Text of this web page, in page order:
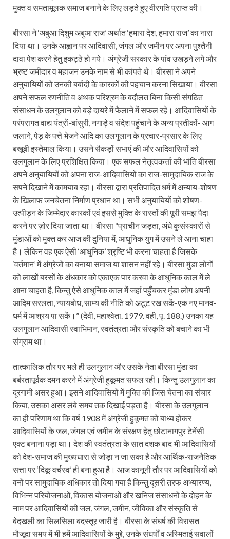
मुक्त व समतामूलक समाज बनाने के लिए लड़ते हुए वीरगति प्राप्त की।
बीरसा ने ‘अबुआ दिशुम अबुआ राज’ अर्थात ‘हमारा देश, हमारा राज’ का नारा
दिया था। उनके आह्वान पर आदिवासी, जंगल और जमीन पर अपना पुश्तैनी
दावा पेश करने हेतु इकट्ठे हो गये। अंग्रेजी सरकार के पांव उखड़ने लगे और
भ्रष्ट जमींदार व महाजन उनके नाम से भी कांपते थे। बीरसा ने अपने
अनुयायियों को उनकी बर्बादी के कारकों की पहचान करना सिखाया। बीरसा
अपने सफल रणनीति व अथक परिश्रम के बदौलत बिना किसी संगठित
संसाधन के उलगुलान को बड़े दायरे में फैलाने में सफल रहे। आदिवासियों के
परंपरागत वाद्य यंत्रों-बांसुरी, नगाड़े व संदेश पहुंचाने के अन्य प्रतीकों- आग
जलाने, पेड़ के पत्ते भेजने आदि का उलगुलान के प्रचार-प्रसार के लिए
बखूबी इस्तेमाल किया। उसने सैकड़ों सभाएं की और आदिवासियों को
उलगुलान के लिए प्रशिक्षित किया। एक सफल नेतृत्वकर्त्ता की भांति बीरसा
अपने अनुयायियों को अपना राज-आदिवासियों का राज-सामुदायिक राज के
सपने दिखाने में कामयाब रहा। बीरसा द्वारा प्रतिपादित धर्म में अन्याय-शोषण
के खिलाफ जनचेतना निर्माण प्रधान था। सभी अनुयायियों को शोषण-
उत्पीड़न के जिम्मेदार कारकों एवं इससे मुक्ति के रास्तों की पूरी समझ पैदा
करने पर ज़ोर दिया जाता था। बीरसा “प्राचीन जड़ता, अंधे कुसंस्कारों से
मुंडाओं को मुक्त कर आज की दुनिया में, आधुनिक युग में उसने ले आना चाहा
है। लेकिन वह एक ऐसी ‘आधुनिक’ श्रृष्टि भी करना चाहता है जिसके
‘वर्तमान’ में अंग्रेजों का बनाया समाज या शासन नहीं रहे। बीरसा मुंडा लोगों
को लाखों बरसों के अंधकार को एकाएक पार करवा के आधुनिक काल में ले
आना चाहता है, किन्तु ऐसे आधुनिक काल में जहां पहुँचकर मुंडा लोग अपनी
आदिम सरलता, न्यायबोध, साम्य की नीति को अटूट रख सकें-एक नए मानव-
धर्म में आश्रय पा सकें।” (देवी, महाश्वेता. 1979. वही, पृ. 188.) उनका यह
उलगुलान आदिवासी स्वाभिमान, स्वतंत्रता और संस्कृति को बचाने का भी
संग्राम था।
तात्कालिक तौर पर भले ही उलगुलान और उसके नेता बीरसा मुंडा का
बर्बरतापूर्वक दमन करने में अंग्रेजी हुकूमत सफल रही। किन्तु उलगुलान का
दूरगामी असर हुआ। इसने आदिवासियों में मुक्ति की जिस चेतना का संचार
किया, उसका असर लंबे समय तक दिखाई पड़ता है। बीरसा के उलगुलान
का ही परिणाम था कि वर्ष 1908 में अंग्रेजी हुकूमत को बाध्य होकर
आदिवासियों के जल, जंगल एवं जमीन के संरक्षण हेतु छोटानागपुर टेनेंसी
एक्ट बनाना पड़ा था। देश की स्वतंत्रता के सात दशक बाद भी आदिवासियों
को देश-समाज की मुख्यधारा से जोड़ा न जा सका है और आर्थिक-राजनैतिक
सत्ता पर ‘दिकू वर्चस्व’ ही बना हुआ है। आज कानूनी तौर पर आदिवासियों को
वनों पर सामुदायिक अधिकार तो दिया गया है किन्तु दूसरी तरफ अभ्यारण्य,
विभिन्न परियोजनाओं, विकास योजनाओं और खनिज संसाधनों के दोहन के
नाम पर आदिवासियों की जल, जंगल, जमीन, जीविका और संस्कृति से
बेदखली का सिलसिला बदस्तूर जारी है। बीरसा के संघर्ष की विरासत
मौजूदा समय में भी हमें आदिवासियों के मुद्दे, उनके संघर्षों व अस्मिताई सवालों